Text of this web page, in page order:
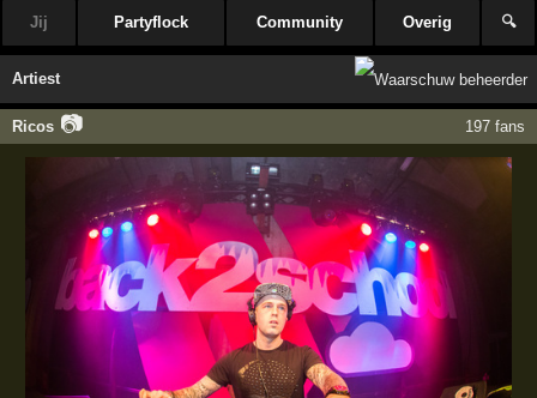
Jij Partyflock Community Overig 🔍
Artiest
Ricos 📷 197 fans